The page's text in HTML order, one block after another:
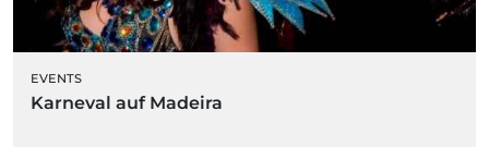
EVENTS
Karneval auf Madeira